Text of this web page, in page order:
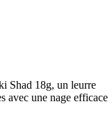
Shad 18g, un leurre
avec une nage efficace